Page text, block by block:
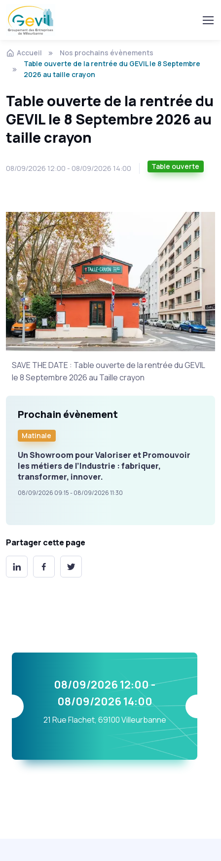
Accueil
Nos prochains évènements
Table ouverte de la rentrée du GEVIL le 8 Septembre
2026 au taille crayon
Table ouverte de la rentrée du
GEVIL le 8 Septembre 2026 au
taille crayon
08/09/2026 12:00 - 08/09/2026 14:00 Table ouverte
SAVE THE DATE : Table ouverte de la rentrée du GEVIL
le 8 Septembre 2026 au Taille crayon
Prochain évènement
Matinale
Un Showroom pour Valoriser et Promouvoir
les métiers de l’Industrie : fabriquer,
transformer, innover.
08/09/2026 09:15 - 08/09/2026 11:30
Partager cette page
08/09/2026 12:00 -
08/09/2026 14:00
21 Rue Flachet, 69100 Villeurbanne